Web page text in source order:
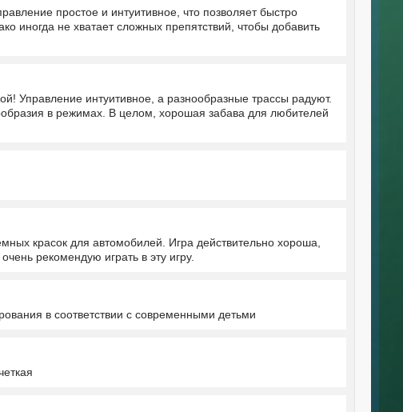
простое и интуитивное, что позволяет быстро
иногда не хватает сложных препятствий, чтобы добавить
Управление интуитивное, а разнообразные трассы радуют.
в режимах. В целом, хорошая забава для любителей
красок для автомобилей. Игра действительно хороша,
рекомендую играть в эту игру.
в соответствии с современными детьми